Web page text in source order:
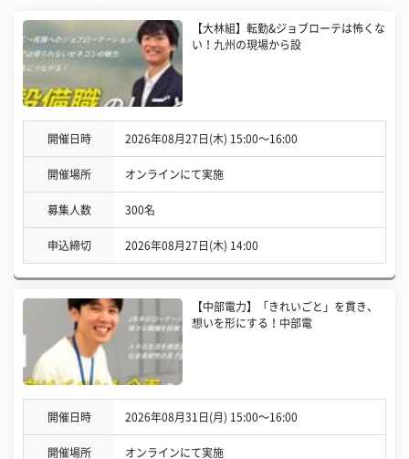
【大林組】転勤&ジョブローテは怖くな
い！九州の現場から設
開催日時 2026年08月27日(木) 15:00〜16:00
開催場所 オンラインにて実施
募集人数 300名
申込締切 2026年08月27日(木) 14:00
【中部電力】「きれいごと」を貫き、
想いを形にする！中部電
開催日時 2026年08月31日(月) 15:00〜16:00
開催場所 オンラインにて実施